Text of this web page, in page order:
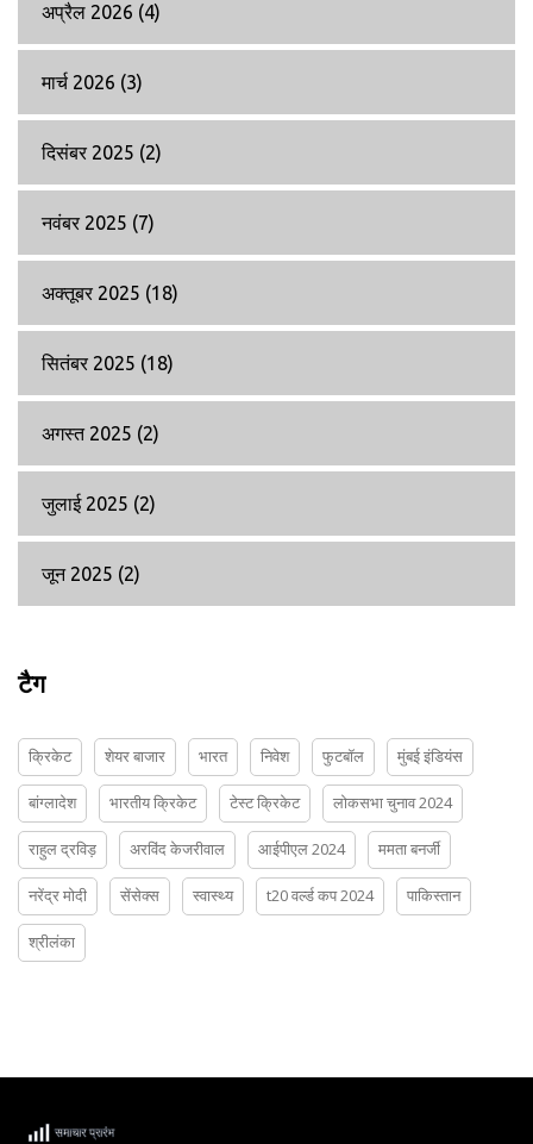
अप्रैल 2026 (4)
मार्च 2026 (3)
दिसंबर 2025 (2)
नवंबर 2025 (7)
अक्तूबर 2025 (18)
सितंबर 2025 (18)
अगस्त 2025 (2)
जुलाई 2025 (2)
जून 2025 (2)
टैग
क्रिकेट शेयर बाजार भारत निवेश फुटबॉल मुंबई इंडियंस
बांग्लादेश भारतीय क्रिकेट टेस्ट क्रिकेट लोकसभा चुनाव 2024
राहुल द्रविड़ अरविंद केजरीवाल आईपीएल 2024 ममता बनर्जी
नरेंद्र मोदी सेंसेक्स स्वास्थ्य t20 वर्ल्ड कप 2024 पाकिस्तान
श्रीलंका